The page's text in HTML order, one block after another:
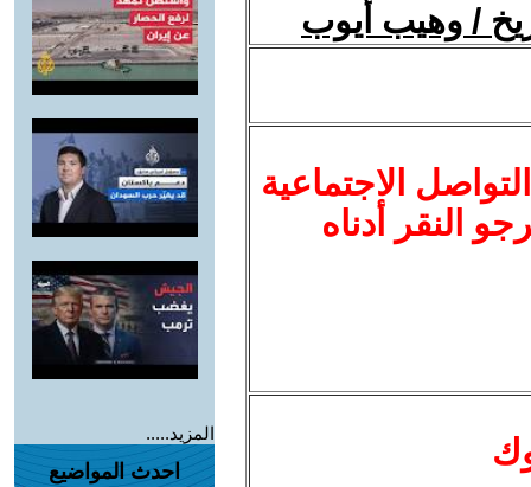
/ وهيب أيوب
الاجتماعية
النقر أدناه
المزيد.....
احدث المواضيع